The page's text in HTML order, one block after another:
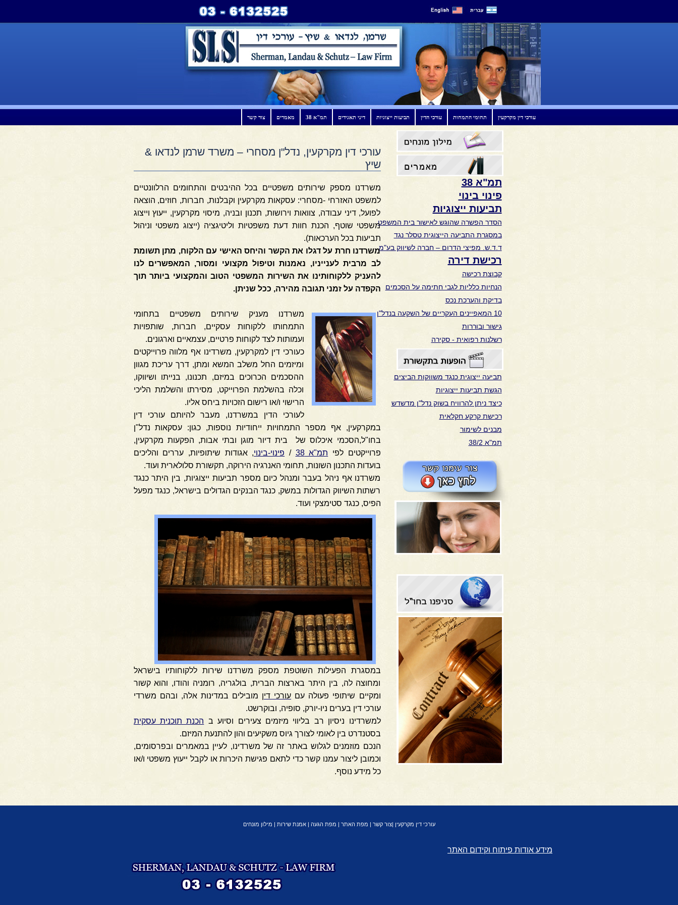
עורכי דין מקרקעין תחומי התמחות עורכי הדין תביעות ייצוגיות דיני תאגידים תמ"א 38 מאמרים צור קשר
עורכי דין מקרקעין, נדל"ן מסחרי – משרד שרמן לנדאו &
שיץ
משרדנו מספק שירותים משפטיים בכל ההיבטים והתחומים הרלוונטיים
למשפט האזרחי -מסחרי: עסקאות מקרקעין וקבלנות, חברות, חוזים, הוצאה
לפועל, דיני עבודה, צוואות וירושות, תכנון ובניה, מיסוי מקרקעין, ייעוץ וייצוג
משפטי שוטף, הכנת חוות דעת משפטיות וליטיגציה (ייצוג משפטי וניהול
תביעות בכל הערכאות).
משרדנו חרת על דגלו את הקשר והיחס האישי עם הלקוח, מתן תשומת
לב מרבית לענייניו, נאמנות וטיפול מקצועי ומסור, המאפשרים לנו
להעניק ללקוחותינו את השירות המשפטי הטוב והמקצועי ביותר תוך
הקפדה על זמני תגובה מהירה, ככל שניתן.
משרדנו מעניק שירותים משפטיים בתחומי
התמחותו ללקוחות עסקיים, חברות, שותפויות
ועמותות לצד לקוחות פרטיים, עצמאיים וארגונים.
כעורכי דין למקרקעין, משרדינו אף מלווה פרוייקטים
ומיזמים החל משלב המשא ומתן, דרך עריכת מגוון
ההסכמים הכרוכים במיזם, תכנונו, בנייתו ושיווקו,
וכלה בהשלמת הפרוייקט, מסירתו והשלמת הליכי
הרישוי ו/או רישום הזכויות ביחס אליו.
לעורכי הדין במשרדנו, מעבר להיותם עורכי דין
במקרקעין, אף מספר התמחויות ייחודיות נוספות, כגון: עסקאות נדל"ן
בחו"ל,הסכמי איכלוס של בית דיור מוגן ובתי אבות, הפקעות מקרקעין,
פרוייקטים לפי תמ"א 38 / פינוי-בינוי, אגודות שיתופיות, עררים והליכים
בועדות התכנון השונות, תחומי האנרגיה הירוקה, תקשורת סלולארית ועוד.
משרדנו אף ניהל בעבר ומנהל כיום מספר תביעות ייצוגיות, בין היתר כנגד
רשתות השיווק הגדולות במשק, כנגד הבנקים הגדולים בישראל, כנגד מפעל
הפיס, כנגד סטימצקי ועוד.
במסגרת הפעילות השוטפת מספק משרדנו שירות ללקוחותיו בישראל
ומחוצה לה, בין היתר בארצות הברית, בולגריה, רומניה והודו, והוא קשור
ומקיים שיתופי פעולה עם עורכי דין מובילים במדינות אלה, ובהם משרדי
עורכי דין בערים ניו-יורק, סופיה, ובוקרשט.
למשרדינו ניסיון רב בליווי מיזמים צעירים וסיוע ב הכנת תוכנית עסקית
בסטנדרט בין לאומי לצורך גיוס משקיעים והון להתנעת המיזם.
הנכם מוזמנים לגלוש באתר זה של משרדינו, לעיין במאמרים ובפרסומים,
וכמובן ליצור עמנו קשר כדי לתאם פגישת היכרות או לקבל ייעוץ משפטי ו/או
כל מידע נוסף.
תמ"א 38
פינוי בינוי
תביעות ייצוגיות
הסדר הפשרה שהוגש לאישור בית המשפט
במסגרת התביעה הייצוגית טסלר נגד
ד.ד.ש. מפיצי הדרום – חברה לשיווק בע"מ
רכישת דירה
קבוצת רכישה
הנחיות כלליות לגבי חתימה על הסכמים
בדיקת והערכת נכס
10 המאפיינים העקריים של השקעה בנדל"ן
גישור ובוררות
רשלנות רפואית - סקירה
תביעה ייצוגית כנגד משווקות הביצים
הגשת תביעות ייצוגיות
כיצד ניתן להרוויח בשוק נדל"ן מדשדש
רכישת קרקע חקלאית
מבנים לשימור
תמ"א 38/2
עורכי דין מקרקעין |צור קשר | מפת האתר | מפת הגעה |אמנת שירות | מילון מונחים
מידע אודות פיתוח וקידום האתר